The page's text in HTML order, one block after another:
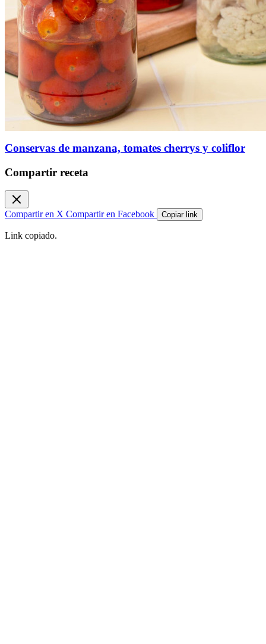
Conservas de manzana, tomates cherrys y coliflor
Compartir receta
Compartir en X Compartir en Facebook Copiar link
Link copiado.